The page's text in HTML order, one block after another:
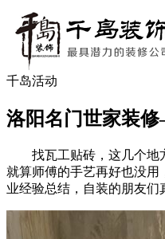
千岛活动
洛阳名门世家装
找瓦工贴砖，这几个地
就算师傅的手艺再好也没用
业经验总结，自装的朋友们